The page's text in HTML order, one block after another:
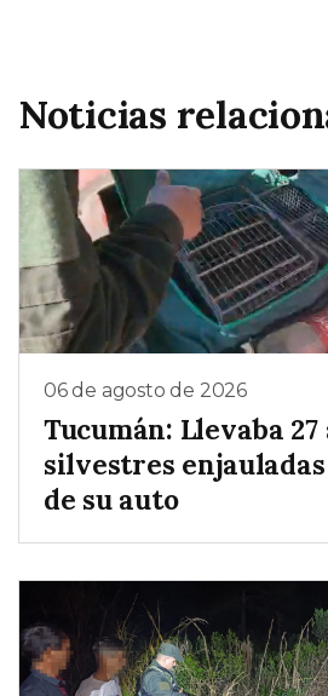
Noticias
06 de agosto de 2026
Tucumán: Llevaba 27
silvestres
de su auto